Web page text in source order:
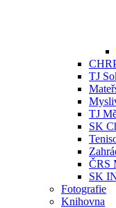
TJ
TJ
SK
ČRS
SK
Fotografie
Knihovna